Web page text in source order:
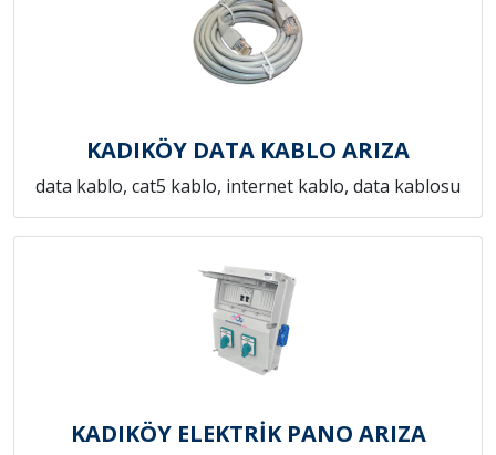
KADIKÖY DATA KABLO ARIZA
data kablo, cat5 kablo, internet kablo, data kablosu
KADIKÖY ELEKTRİK PANO ARIZA